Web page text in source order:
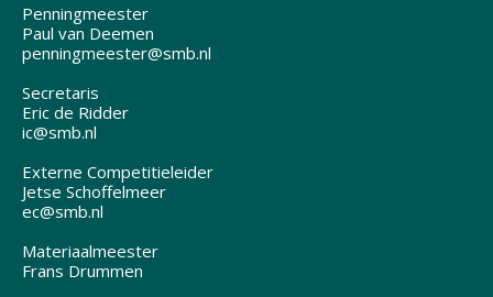
Penningmeester
Paul van Deemen
penningmeester@smb.nl
Secretaris
Eric de Ridder
ic@smb.nl
Externe Competitieleider
Jetse Schoffelmeer
ec@smb.nl
Materiaalmeester
Frans Drummen